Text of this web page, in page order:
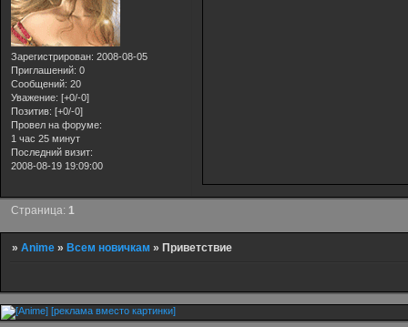
Зарегистрирован: 2008-08-05
Приглашений: 0
Сообщений: 20
Уважение: [+0/-0]
Позитив: [+0/-0]
Провел на форуме:
1 час 25 минут
Последний визит:
2008-08-19 19:09:00
Страница: 1
»Anime » Всем новичкам » Приветствие
[реклама вместо картинки]